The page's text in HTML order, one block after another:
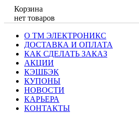
Корзина
нет товаров
О ТМ ЭЛЕКТРОНИКС
ДОСТАВКА И ОПЛАТА
КАК СДЕЛАТЬ ЗАКАЗ
АКЦИИ
КЭШБЭК
КУПОНЫ
НОВОСТИ
КАРЬЕРА
КОНТАКТЫ